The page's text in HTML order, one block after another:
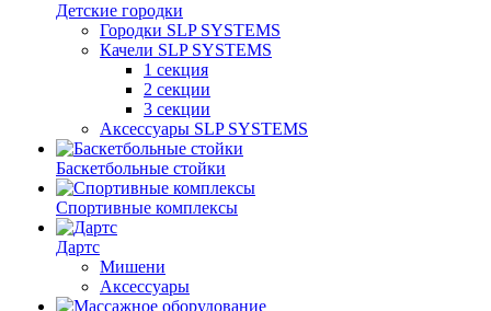
Детские городки
Городки SLP SYSTEMS
Качели SLP SYSTEMS
1 секция
2 секции
3 секции
Аксессуары SLP SYSTEMS
Баскетбольные стойки
Спортивные комплексы
Дартс
Мишени
Аксессуары